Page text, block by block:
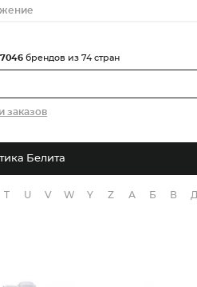
заказов
7046 брендов из 74 стран
Белита
T U V W Y Z А Б В Д